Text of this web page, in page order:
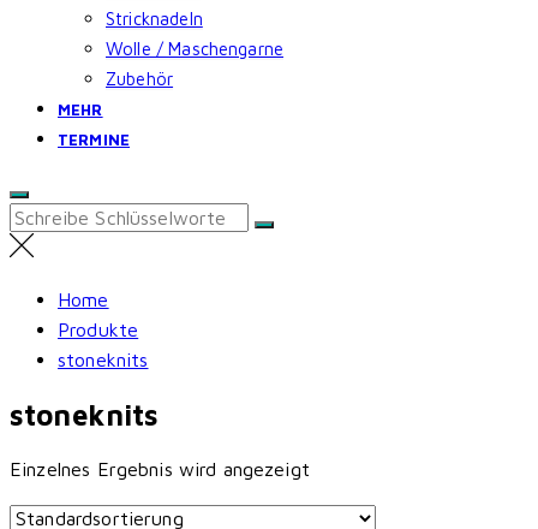
Stricknadeln
Wolle / Maschengarne
Zubehör
MEHR
TERMINE
Search
for:
Home
Produkte
stoneknits
stoneknits
Einzelnes Ergebnis wird angezeigt